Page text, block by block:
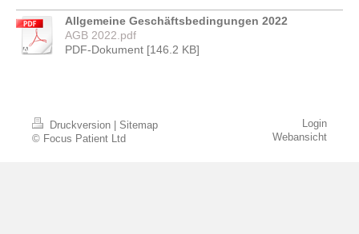
Allgemeine Geschäftsbedingungen 2022
AGB 2022.pdf
PDF-Dokument [146.2 KB]
Druckversion
Sitemap
© Focus Patient Ltd
Login
Webansicht